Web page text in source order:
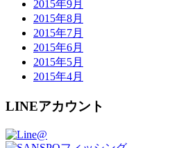
2015年9月
2015年8月
2015年7月
2015年6月
2015年5月
2015年4月
LINEアカウント